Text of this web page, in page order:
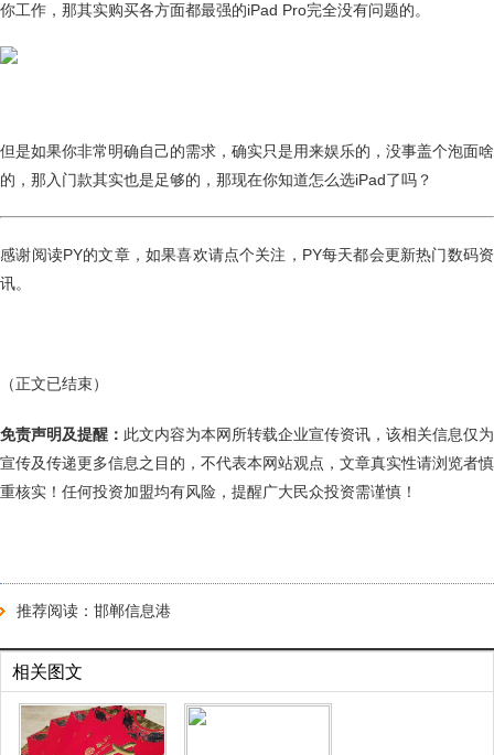
你工作，那其实购买各方面都最强的iPad Pro完全没有问题的。
但是如果你非常明确自己的需求，确实只是用来娱乐的，没事盖个泡面啥
的，那入门款其实也是足够的，那现在你知道怎么选iPad了吗？
​感谢阅读PY的文章，如果喜欢请点个关注，PY每天都会更新热门数码资
讯。
（正文已结束）
免责声明及提醒： 此文内容为本网所转载企业宣传资讯，该相关信息仅为
宣传及传递更多信息之目的，不代表本网站观点，文章真实性请浏览者慎
重核实！任何投资加盟均有风险，提醒广大民众投资需谨慎！
推荐阅读： 邯郸信息港
相关图文